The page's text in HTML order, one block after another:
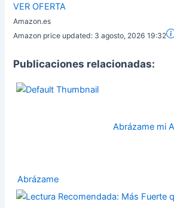
VER OFERTA
Amazon.es
Amazon price updated: 3 agosto, 2026 19:32
Publicaciones relacionadas:
Abrázame mi
Abrázame